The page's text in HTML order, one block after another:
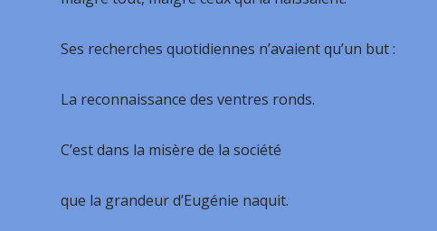
Ses recherches quotidiennes n’avaient qu’un but :
La reconnaissance des ventres ronds.
C’est dans la misère de la société
que la grandeur d’Eugénie naquit.